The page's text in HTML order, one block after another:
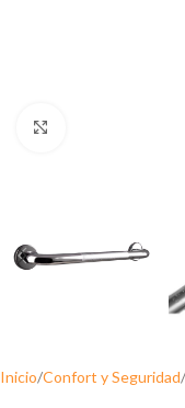
Inicio Confort y Seguridad